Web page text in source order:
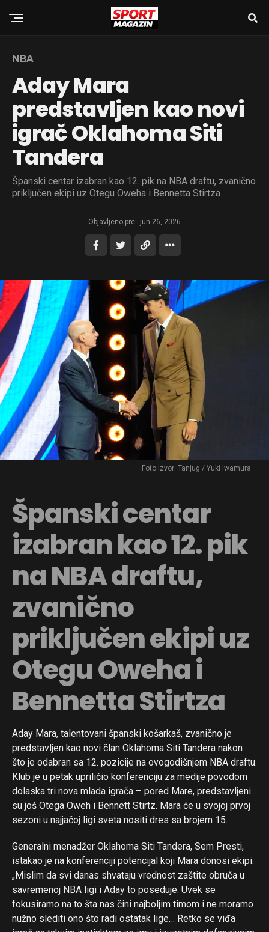
NBA
Aday Mara
predstavljen kao novi
igrač Oklahoma Siti
Tandera
Španski centar izabran kao 12. pik na NBA draftu, zvanično
priključen ekipi uz Otegu Oweha i Bennetta Stirtza
Objavljeno pre: jun 26, 2026
Foto Izvor: Tanjug / Yuki iwamura
Španski centar
izabran kao 12. pik
na NBA draftu,
zvanično
priključen ekipi uz
Otegu Oweha i
Bennetta Stirtza
Aday Mara, talentovani španski košarkaš, zvanično je
predstavljen kao novi član Oklahoma Siti Tandera nakon
što je odabran sa 12. pozicije na ovogodišnjem NBA draftu.
Klub je u petak upriličio konferenciju za medije povodom
dolaska tri nova mlada igrača – pored Mare, predstavljeni
su još Otega Oweh i Bennett Stirtz. Mara će u svojoj prvoj
sezoni u najjačoj ligi sveta nositi dres sa brojem 15.
Generalni menadžer Oklahoma Siti Tandera, Sem Presti,
istakao je na konferenciji potencijal koji Mara donosi ekipi:
„Mislim da svi danas shvataju vrednost zaštite obruča u
savremenoj NBA ligi i Aday to poseduje. Uvek se
fokusiramo na to šta nas čini najboljim timom i ne moramo
nužno slediti ono što radi ostatak lige… Retko se viđa